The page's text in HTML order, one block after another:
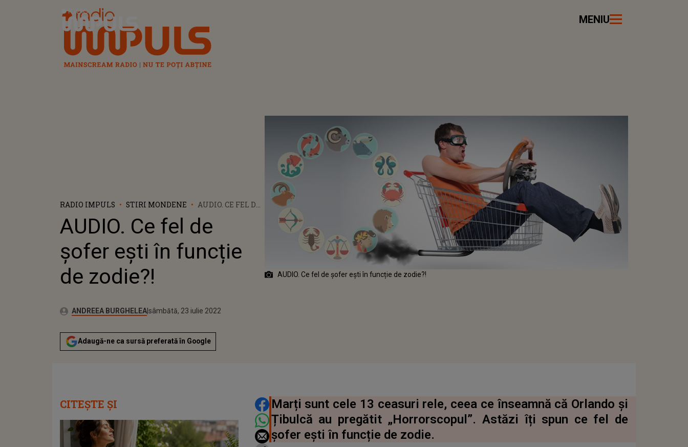
Radio Impuls MENIU
RADIO IMPULS STIRI MONDENE
AUDIO. CE FEL DE
FUNCȚIE DE
ZODIE?!
AUDIO. Ce fel de
șofer ești în funcție
de zodie?!
Autor:ANDREEA BURGHELEAPublicat:
marți, 11 mai 2021
Actualizat:
sâmbătă, 23 iulie 2022
Adaugă-ne ca sursă preferată în Google
AUDIO. Ce fel de șofer ești în funcție de zodie?!
DISTRIBUIE ARTICOLUL
Marți sunt cele 13 ceasuri rele, ceea ce înseamnă că Orlando și
Țibulcă au pregătit „Horrorscopul”. Astăzi îți spun ce fel de
șofer ești în funcție de zodie.
CITEȘTE ȘI